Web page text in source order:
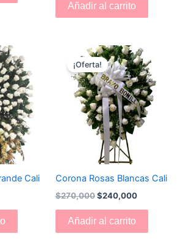
Añadir al carrito
Cali
¡Oferta!
Corona Rosas Blancas Cali
$270,000
El
precio
original
era:
$270,000.
$240,000
El
precio
actual
es:
$240,000.
Añadir al carrito